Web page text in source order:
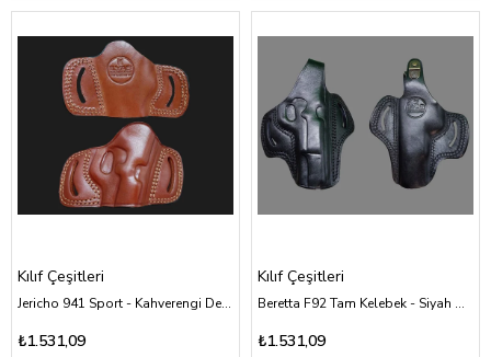
Kılıf Çeşitleri
Jericho 941 Sport - Kahverengi Deri Kılıf Çeşitleri
₺1.531,09
Kılıf Çeşitleri
Beretta F92 Tam Kelebek - Siyah Deri Kılıf Çeşitleri
₺1.531,09